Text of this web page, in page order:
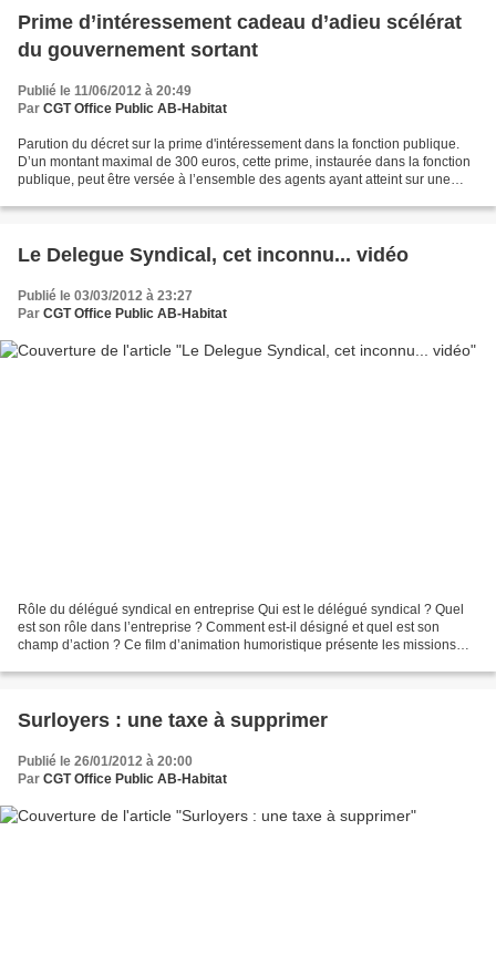
Prime d’intéressement cadeau d’adieu scélérat
du gouvernement sortant
Publié le 11/06/2012 à 20:49
Par CGT Office Public AB-Habitat
Parution du décret sur la prime d'intéressement dans la fonction publique.
D’un montant maximal de 300 euros, cette prime, instaurée dans la fonction
publique, peut être versée à l’ensemble des agents ayant atteint sur une
Le Delegue Syndical, cet inconnu... vidéo
Publié le 03/03/2012 à 23:27
Par CGT Office Public AB-Habitat
Rôle du délégué syndical en entreprise Qui est le délégué syndical ? Quel
est son rôle dans l’entreprise ? Comment est-il désigné et quel est son
champ d’action ? Ce film d’animation humoristique présente les missions
Surloyers : une taxe à supprimer
Publié le 26/01/2012 à 20:00
Par CGT Office Public AB-Habitat